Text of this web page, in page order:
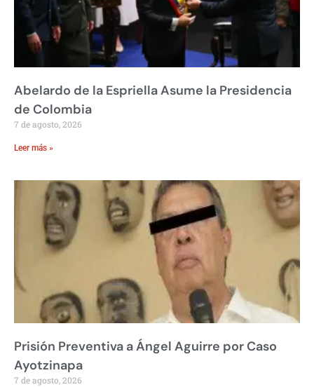
Abelardo de la Espriella Asume la Presidencia
de Colombia
7 de agosto, 2026
Leer más »
Prisión Preventiva a Ángel Aguirre por Caso
Ayotzinapa
7 de agosto, 2026